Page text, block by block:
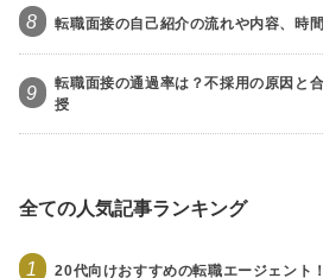
8 転職面接の自己紹介の流れや内容、時
9
転職面接の通過率は？不採用の原因と
授
全ての人気記事ランキング
1 20代向けおすすめの転職エージェント